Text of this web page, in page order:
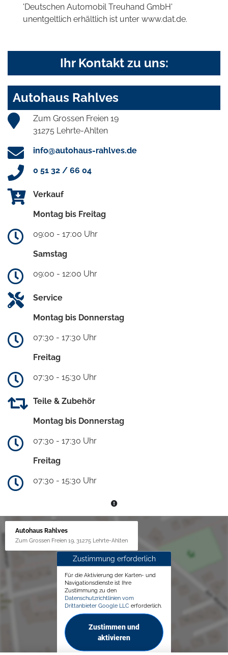
'Deutschen Automobil Treuhand GmbH'
unentgeltlich erhältlich ist unter www.dat.de.
Ihr Kontakt zu uns:
Autohaus Rahlves
Zum Grossen Freien 19
31275 Lehrte-Ahlten
info@autohaus-rahlves.de
0 51 32 / 66 04
Verkauf
Montag bis Freitag
09:00 - 17:00 Uhr
Samstag
09:00 - 12:00 Uhr
Service
Montag bis Donnerstag
07:30 - 17:30 Uhr
Freitag
07:30 - 15:30 Uhr
Teile & Zubehör
Montag bis Donnerstag
07:30 - 17:30 Uhr
Freitag
07:30 - 15:30 Uhr
Autohaus Rahlves
Zum Grossen Freien 19, 31275 Lehrte-Ahlten
Zustimmung erforderlich
Für die Aktivierung der Karten- und
Navigationsdienste ist Ihre
Zustimmung zu den
Datenschutzrichtlinien vom
Drittanbieter Google LLC erforderlich.
Zustimmen und
aktivieren